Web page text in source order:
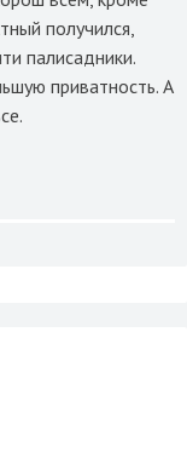
получился,
палисадники.
приватность. А